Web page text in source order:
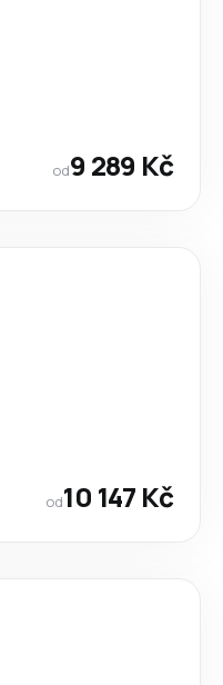
od9 289 Kč
od10 147 Kč